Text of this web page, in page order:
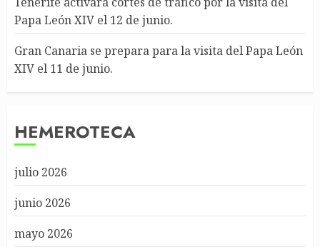
Papa León XIV el 12 de junio.
Gran Canaria se prepara para la visita del Papa León
XIV el 11 de junio.
HEMEROTECA
julio 2026
junio 2026
mayo 2026